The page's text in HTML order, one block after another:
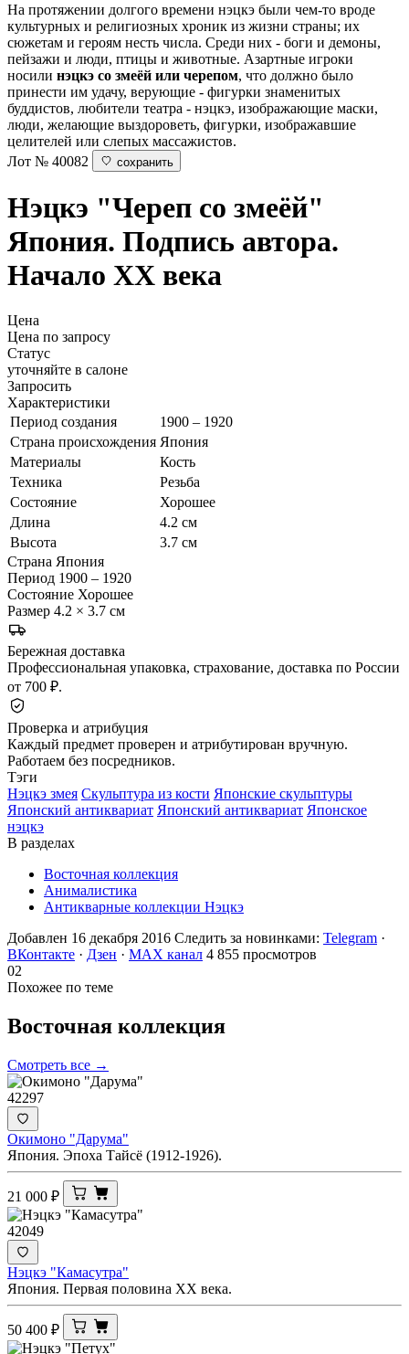
На протяжении долгого времени нэцкэ были чем-то вроде
культурных и религиозных хроник из жизни страны; их
сюжетам и героям несть числа. Среди них - боги и демоны,
пейзажи и люди, птицы и животные. Азартные игроки
носили нэцкэ со змеёй или черепом, что должно было
принести им удачу, верующие - фигурки знаменитых
буддистов, любители театра - нэцкэ, изображающие маски,
люди, желающие выздороветь, фигурки, изображавшие
целителей или слепых массажистов.
Лот № 40082
сохранить
Нэцкэ "Череп со змеёй"
Япония. Подпись автора.
Начало ХХ века
Цена
Цена по запросу
Статус
уточняйте в салоне
Запросить
Характеристики
Период создания
1900 – 1920
Страна происхождения Япония
Материалы
Кость
Техника
Резьба
Состояние
Хорошее
Длина
4.2 см
Высота
3.7 см
Страна Япония
Период 1900 – 1920
Состояние Хорошее
Размер 4.2 × 3.7 см
Бережная доставка
Профессиональная упаковка, страхование, доставка по России
от 700 ₽.
Проверка и атрибуция
Каждый предмет проверен и атрибутирован вручную.
Работаем без посредников.
Тэги
Нэцкэ змея Скульптура из кости Японские скульптуры
Японский антиквариат Японский антиквариат Японское
нэцкэ
В разделах
Восточная коллекция
Анималистика
Антикварные коллекции Нэцкэ
Добавлен 16 декабря 2016 Следить за новинками: Telegram ·
ВКонтакте · Дзен · MAX канал 4 855 просмотров
02
Похожее по теме
Восточная коллекция
Смотреть все →
42297
Окимоно "Дарума"
Япония. Эпоха Тайсё (1912-1926).
21 000 ₽
42049
Нэцкэ "Камасутра"
Япония. Первая половина ХХ века.
50 400 ₽